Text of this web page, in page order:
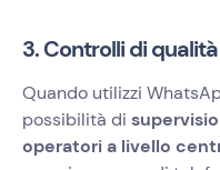
3. Controlli di
Quando utilizzi
possibilità di
operatori a livello